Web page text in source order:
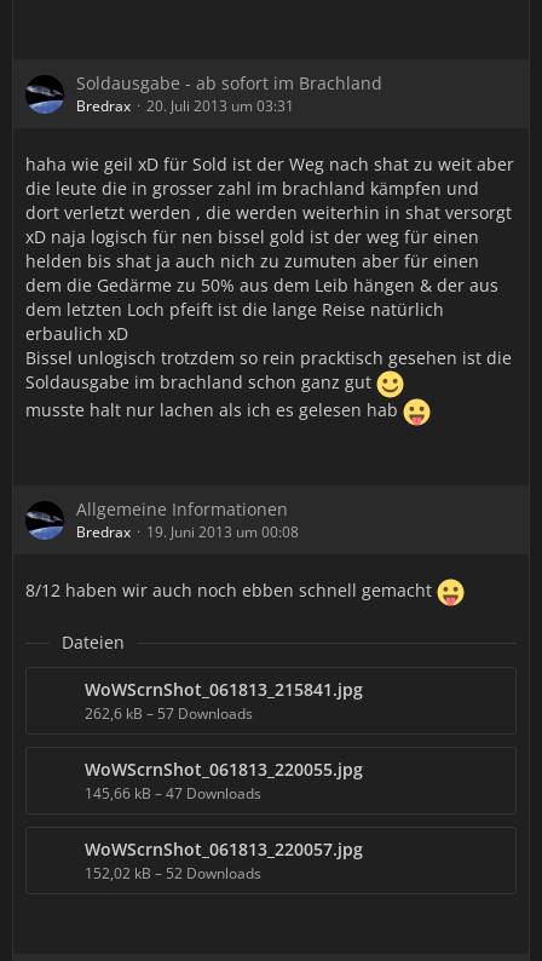
Soldausgabe - ab sofort im Brachland
Bredrax 20. Juli 2013 um 03:31
haha wie geil xD für Sold ist der Weg nach shat zu weit aber
die leute die in grosser zahl im brachland kämpfen und
dort verletzt werden , die werden weiterhin in shat versorgt
xD naja logisch für nen bissel gold ist der weg für einen
helden bis shat ja auch nich zu zumuten aber für einen
dem die Gedärme zu 50% aus dem Leib hängen & der aus
dem letzten Loch pfeift ist die lange Reise natürlich
erbaulich xD
Bissel unlogisch trotzdem so rein pracktisch gesehen ist die
Soldausgabe im brachland schon ganz gut
musste halt nur lachen als ich es gelesen hab
Allgemeine Informationen
Bredrax 19. Juni 2013 um 00:08
8/12 haben wir auch noch ebben schnell gemacht
Dateien
WoWScrnShot_061813_215841.jpg
262,6 kB – 57 Downloads
WoWScrnShot_061813_220055.jpg
145,66 kB – 47 Downloads
WoWScrnShot_061813_220057.jpg
152,02 kB – 52 Downloads